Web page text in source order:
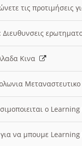
τις προτιμήσεις
Διευθυνσεις
Κινα
ο
για να μπουμε